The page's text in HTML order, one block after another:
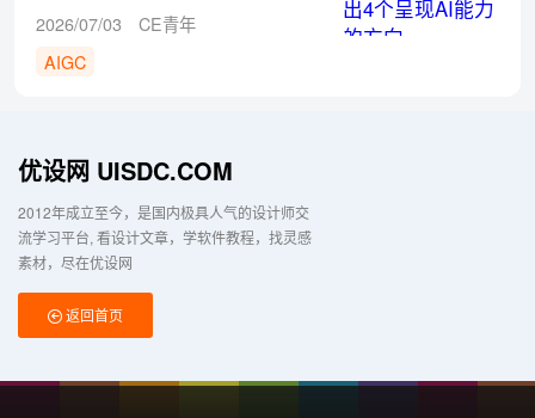
2026/07/03
CE青年
AIGC
优设网 UISDC.COM
2012年成立至今，是国内极具人气的设计师交
流学习平台 看设计文章，学软件教程，找灵感
素材，尽在优设网
返回首页